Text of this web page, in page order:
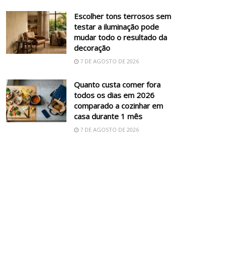
Escolher tons terrosos sem
testar a iluminação pode
mudar todo o resultado da
decoração
7 DE AGOSTO DE 2026
Quanto custa comer fora
todos os dias em 2026
comparado a cozinhar em
casa durante 1 mês
7 DE AGOSTO DE 2026